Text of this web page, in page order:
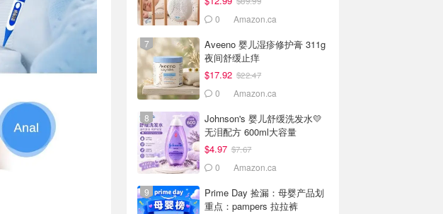
0 Amazon.ca
Aveeno 婴儿湿疹修护膏 311g
夜间舒缓止痒
$17.92 $22.47
0 Amazon.ca
Johnson's 婴儿舒缓洗发水💛
无泪配方 600ml大容量
$4.97 $7.67
0 Amazon.ca
Prime Day 捡漏：母婴产品划
重点：pampers 拉拉裤